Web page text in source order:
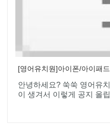
안녕하세요? 쑥쑥 영어유
이 생겨서 이렇게 공지 올